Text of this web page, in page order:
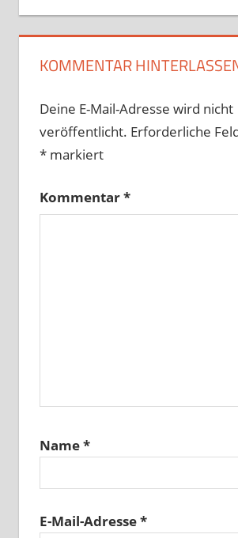
KOMMENTAR
Deine E-Mail-Adresse wird nicht
veröffentlicht. Erforderliche
*markiert
Kommentar*
Name*
E-Mail-Adresse*